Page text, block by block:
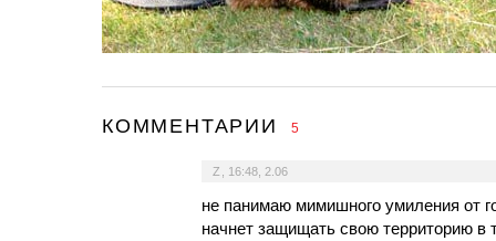
КОММЕНТАРИИ 5
Z 16:48, 2.06
не панимаю мимишного умиления от
начнет защищать свою территорию в